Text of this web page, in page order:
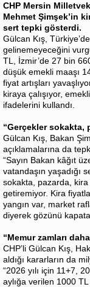
CHP Mersin
Mehmet Şimşek’in
sert tepki gösterdi.
Gülcan Kış,
gelinemeyeceğini
TL, İzmir’de 27 bin
düşük emekli maaşı
fiyat artışları
kiraya çalışıyor,
ifadelerini kullandı.
“Gerçekler sokakta,
Gülcan Kış, Bakan
açıklamalarına da
“Sayın Bakan kâğıt
vatandaşın yaşadığı
sokakta, pazarda,
getiremiyor. Kira
yangın var, market
diyerek gözünü
“Memur zamları
CHP’li Gülcan Kış,
aldığı kararların da
“2026 yılı için 11+7,
aylığa verilen 1000